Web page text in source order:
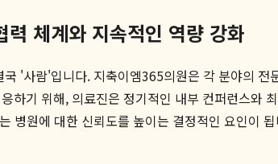
력 체계와 지속적인 역량 강화
'사람'입니다. 지축이엠365의원은 각 분야의
하기 위해, 의료진은 정기적인 내부 컨퍼런스와
병원에 대한 신뢰도를 높이는 결정적인 요인이